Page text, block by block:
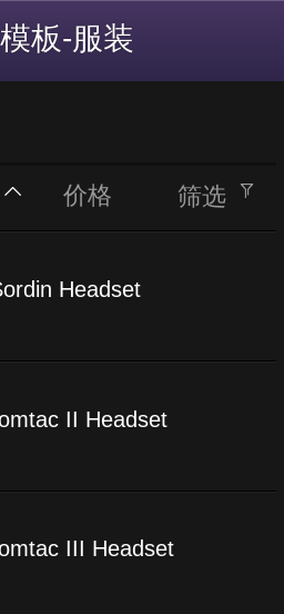
板-服装
价格 筛选
Headset
II Headset
III Headset